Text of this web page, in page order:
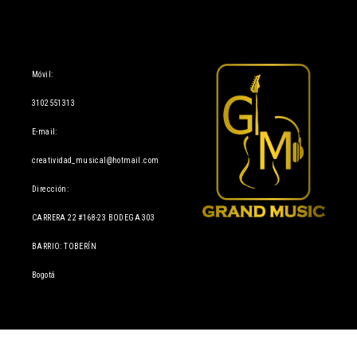
Móvil:
3102551313
E-mail:
creatividad_musical@hotmail.com
Dirección:
CARRERA 22 #168-23 BODEGA 303
BARRIO: TOBERÍN
Bogotá